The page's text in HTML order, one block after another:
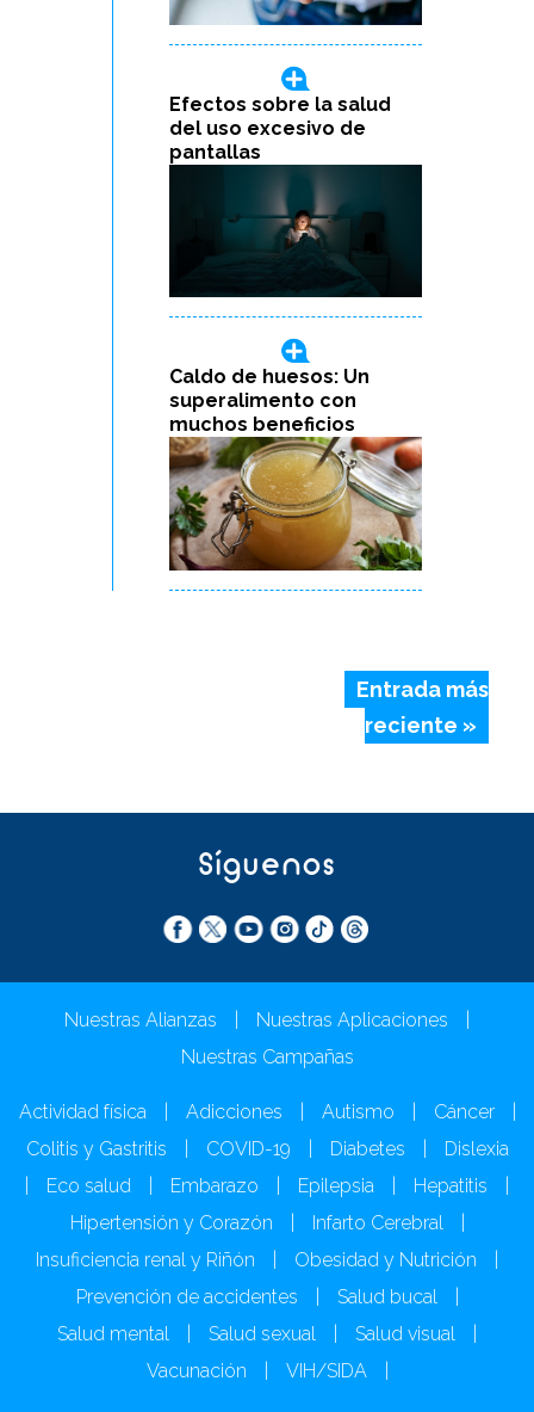
Efectos sobre la salud
del uso excesivo de
pantallas
Caldo de huesos: Un
superalimento con
muchos beneficios
Entrada más
reciente »
Síguenos
Nuestras Alianzas Nuestras Aplicaciones
Nuestras Campañas
Actividad física Adicciones Autismo Cáncer
Colitis y Gastritis
COVID-19 Diabetes
Dislexia
Eco salud Embarazo Epilepsia Hepatitis
Hipertensión y Corazón
Infarto Cerebral
Insuficiencia renal y Riñón
Obesidad y Nutrición
Prevención de accidentes
Salud bucal
Salud mental
Salud sexual Salud visual
Vacunación
VIH/SIDA